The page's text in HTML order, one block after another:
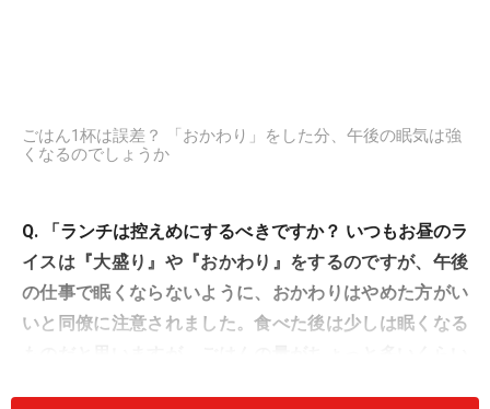
ごはん1杯は誤差？ 「おかわり」をした分、午後の眠気は強
くなるのでしょうか
Q. 「ランチは控えめにするべきですか？ いつもお昼のラ
イスは『大盛り』や『おかわり』をするのですが、午後
の仕事で眠くならないように、おかわりはやめた方がい
いと同僚に注意されました。食べた後は少しは眠くなる